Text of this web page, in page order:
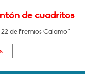
de cuadritos
de Premios Cálamo”